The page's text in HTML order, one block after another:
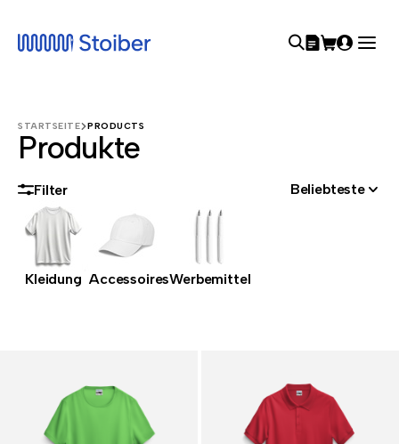
STARTSEITE PRODUCTS
Produkte
Filter Beliebteste
Kleidung AccessoiresWerbemittel